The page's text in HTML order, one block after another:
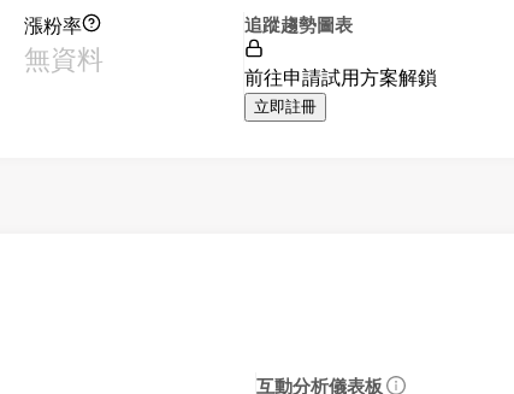
漲粉率
無資料
追蹤趨勢圖表
前往申請試用方案解鎖
立即註冊
互動分析儀表板